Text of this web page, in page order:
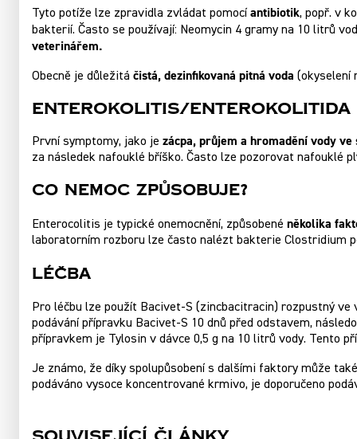
Tyto potíže lze zpravidla zvládat pomocí antibiotik, popř. v
bakterií. Často se používají: Neomycin 4 gramy na 10 litrů
veterinářem.
Obecně je důležitá čistá, dezinfikovaná pitná voda (okyselení
Enterokolitis/enterokolitida
První symptomy, jako je zácpa, průjem a hromadění vody ve
za následek nafouklé bříško. Často lze pozorovat nafouklé
Co Nemoc Způsobuje?
Enterocolitis je typické onemocnění, způsobené několika
laboratorním rozboru lze často nalézt bakterie Clostridium
Léčba
Pro léčbu lze použít Bacivet-S (zincbacitracin) rozpustný ve
podávání přípravku Bacivet-S 10 dnů před odstavem,
přípravkem je Tylosin v dávce 0,5 g na 10 litrů vody. Tento
Je známo, že díky spolupůsobení s dalšími faktory může
podáváno vysoce koncentrované krmivo, je doporučeno